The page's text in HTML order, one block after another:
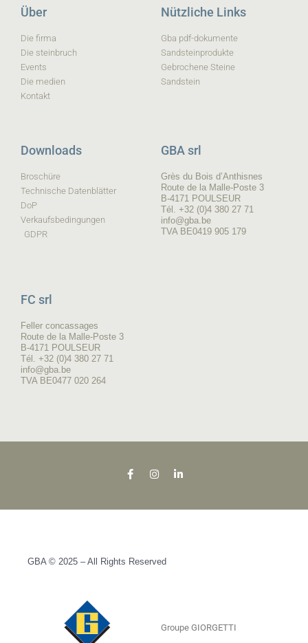
Über
Die firma
Die steinbruch
Events
Die medien
Kontakt
Nützliche Links
Gba pdf-dokumente
Sandsteinprodukte
Gebrochene Steine
Sandstein
Downloads
Broschüre
Technische Datenblätter
DoP
Verkaufsbedingungen
GDPR
GBA srl
Grès du Bois d’Anthisnes
Route de la Malle-Poste 3
B-4171 POULSEUR
Tél. +32 (0)4 380 27 71
info@gba.be
TVA BE0419 905 179
FC srl
Feller concassages
Route de la Malle-Poste 3
B-4171 POULSEUR
Tél. +32 (0)4 380 27 71
info@gba.be
TVA BE0477 020 264
GBA © 2025 – All Rights Reserved
Groupe GIORGETTI